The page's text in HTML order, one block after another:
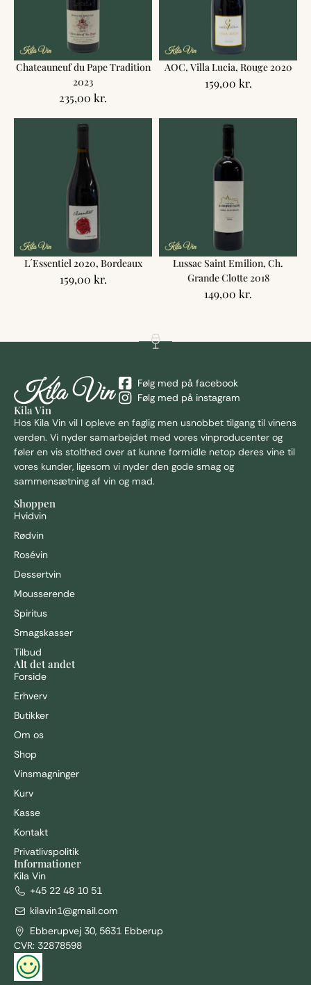
I alt
GÅ TIL KASSE
Chateauneuf du Pape Tradition
2023
235,00 kr.
AOC, Villa Lucia, Rouge 2020
159,00 kr.
L´Essentiel 2020, Bordeaux
159,00 kr.
Lussac Saint Emilion, Ch.
Grande Clotte 2018
149,00 kr.
Følg med på facebook
Følg med på instagram
Kila Vin
Hos Kila Vin vil I opleve en faglig men usnobbet tilgang til vinens
verden. Vi nyder samarbejdet med vores vinproducenter og
føler en vis stolthed over at kunne formidle netop deres vine til
vores kunder, ligesom vi nyder den gode smag og
sammensætning af vin og mad.
Shoppen
Hvidvin
Rødvin
Rosévin
Dessertvin
Mousserende
Spiritus
Smagskasser
Tilbud
Alt det andet
Forside
Erhverv
Butikker
Om os
Shop
Vinsmagninger
Kurv
Kasse
Kontakt
Privatlivspolitik
Informationer
Kila Vin
+45 22 48 10 51
kilavin1@gmail.com
Ebberupvej 30, 5631 Ebberup
CVR: 32878598